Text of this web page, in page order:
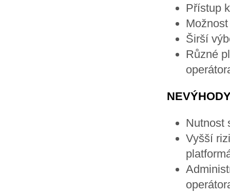
Přístup
Širší
Různé
Nutnost
Vyšší